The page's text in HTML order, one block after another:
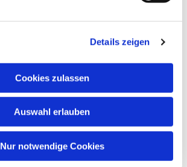
Details zeigen
Cookies zulassen
Auswahl erlauben
Nur notwendige Cookies